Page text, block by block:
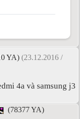
YA) (23.12.2016 /
4a và samsung j3
(78377 YA)